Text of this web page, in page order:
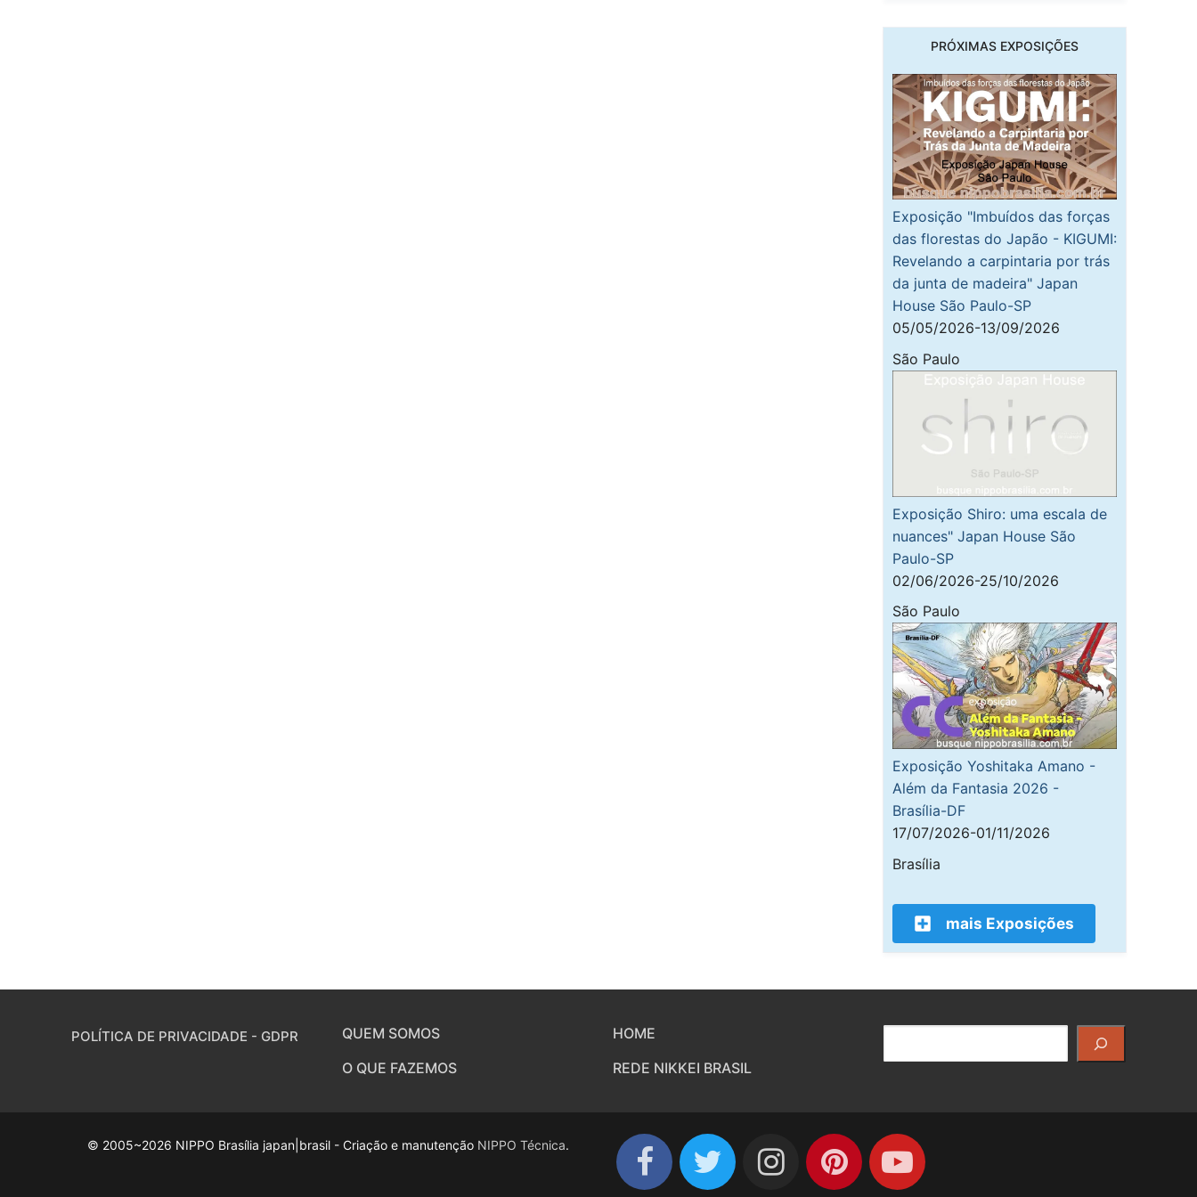
PRÓXIMAS EXPOSIÇÕES
Exposição "Imbuídos das forças
das florestas do Japão - KIGUMI:
Revelando a carpintaria por trás
da junta de madeira" Japan
House São Paulo-SP
05/05/2026-13/09/2026
São Paulo
Exposição Shiro: uma escala de
nuances" Japan House São
Paulo-SP
02/06/2026-25/10/2026
São Paulo
Exposição Yoshitaka Amano -
Além da Fantasia 2026 -
Brasília-DF
17/07/2026-01/11/2026
Brasília
mais Exposições
POLÍTICA DE PRIVACIDADE - GDPR
QUEM SOMOS
O QUE FAZEMOS
HOME
REDE NIKKEI BRASIL
© 2005~2026 NIPPO Brasília japan|brasil - Criação e manutenção NIPPO Técnica.